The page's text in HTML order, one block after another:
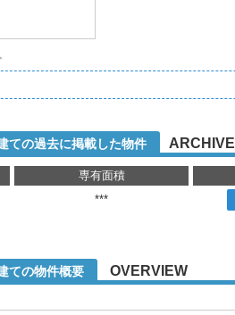
ての過去に掲載した物件 ARCHIVE
専有面積
***
ての物件概要 OVERVIEW